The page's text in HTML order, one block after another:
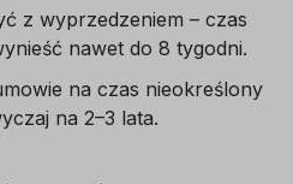
z wyprzedzeniem – czas
nawet do 8 tygodni.
na czas nieokreślony
na 2–3 lata.